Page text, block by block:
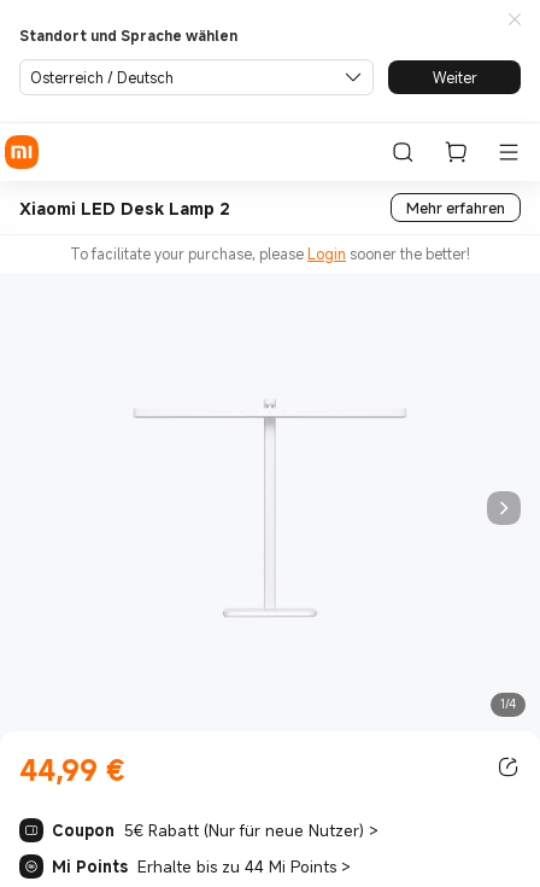
Standort und Sprache wählen
Österreich / Deutsch Weiter
Xiaomi LED Desk Lamp 2 Mehr erfahren
To facilitate your purchase, pleaseLogin sooner the better!
1/4
44,99 €
Current Price €44.99
Coupon 5€ Rabatt (Nur für neue Nutzer) >
Mi Points Erhalte bis zu 44 Mi Points >